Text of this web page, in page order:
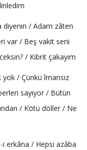
diyenin / Adam zâten
var / Beş vakit seni
/ Kibrit çakayım
yok / Çünkü îmansız
sayıyor / Bütün
/ Kötü döller / Ne
i erkâna / Hepsi azâba